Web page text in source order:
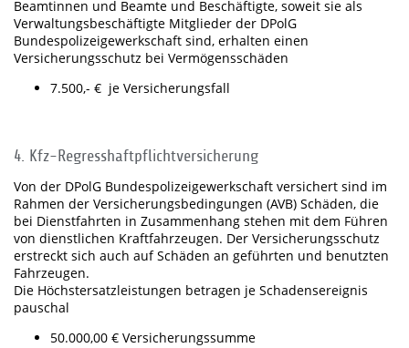
Beamtinnen und Beamte und Beschäftigte, soweit sie als
Verwaltungsbeschäftigte Mitglieder der DPolG
Bundespolizeigewerkschaft sind, erhalten einen
Versicherungsschutz bei Vermögensschäden
7.500,- € je Versicherungsfall
4. Kfz-Regresshaftpflichtversicherung
Von der DPolG Bundespolizeigewerkschaft versichert sind im
Rahmen der Versicherungsbedingungen (AVB) Schäden, die
bei Dienstfahrten in Zusammenhang stehen mit dem Führen
von dienstlichen Kraftfahrzeugen. Der Versicherungsschutz
erstreckt sich auch auf Schäden an geführten und benutzten
Fahrzeugen.
Die Höchstersatzleistungen betragen je Schadensereignis
pauschal
50.000,00 € Versicherungssumme